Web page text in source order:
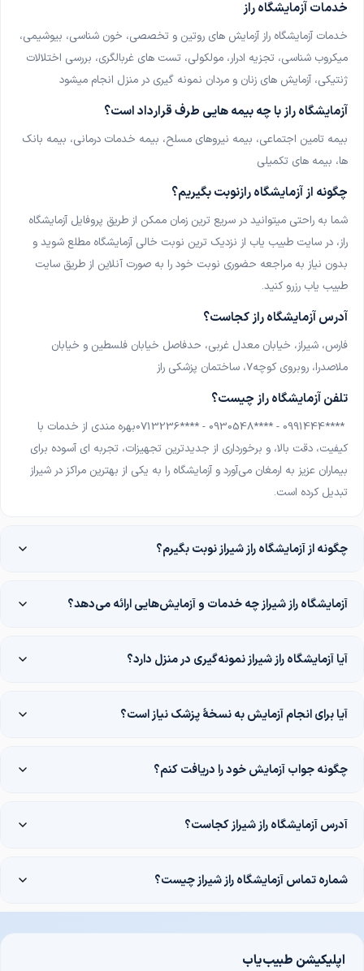
آزمایشگاه نادر کاظمی شیراز
شیراز
آزمایشگاه حکمت شیراز
شیراز
آزمایشگاه درمانگاه خیریه امام حسین شیراز
شیراز
آزمایشگاه دکتر فقیهی شیراز
شیراز
آزمایشگاه دکتر ملک نسب شیراز
شیراز، نمونه‌گیری در منزل
آزمایشگاه تشخیص پزشکی شفا ارومیه
خدمات آزمایشگاه راز
خدمات آزمایشگاه راز آزمایش های روتین و تخصصی، خون شناسی، بیوشیمی،
میکروب شناسی، تجزیه ادرار، مولکولی، تست های غربالگری، بررسی اختلالات
ژنتیکی، آزمایش های زنان و مردان نمونه گیری در منزل انجام میشود
آزمایشگاه راز با چه بیمه هایی طرف قرارداد است؟
بیمه تامین اجتماعی، بیمه نیروهای مسلح، بیمه خدمات درمانی، بیمه بانک
ها، بیمه های تکمیلی
چگونه ازآزمایشگاه رازنوبت بگیریم؟
شما به راحتی میتوانید در سریع ترین زمان ممکن از طریق پروفایل آزمایشگاه
راز، در سایت طبیب یاب از نزدیک ترین نوبت خالی آزمایشگاه مطلع شوید و
بدون نیاز به مراجعه حضوری نوبت خود را به صورت آنلاین از طریق سایت
طبیب یاب رزرو کنید.
آدرسآزمایشگاه راز کجاست؟
فارس، شیراز، خیابان معدل غربی، حدفاصل خیابان فلسطین و خیابان
ملاصدرا، روبروی کوچه7، ساختمان پزشکی راز
تلفن آزمایشگاه راز چیست؟
0713236**** - 0930548**** - 0991444****بهره مندی از خدمات با
کیفیت، دقت بالا، و برخورداری از جدیدترین تجهیزات، تجربه ای آسوده برای
بیماران عزیز به ارمغان می‌آورد و آزمایشگاه را به یکی از بهترین مراکز در شیراز
تبدیل کرده است.
چگونه از آزمایشگاه راز شیراز نوبت بگیرم؟
آزمایشگاه راز شیراز چه خدمات و آزمایش‌هایی ارائه می‌دهد؟
آیا آزمایشگاه راز شیراز نمونه‌گیری در منزل دارد؟
آیا برای انجام آزمایش به نسخهٔ پزشک نیاز است؟
چگونه جواب آزمایش خود را دریافت کنم؟
آدرس آزمایشگاه راز شیراز کجاست؟
شماره تماس آزمایشگاه راز شیراز چیست؟
اپلیکیشن طبیب‌یاب